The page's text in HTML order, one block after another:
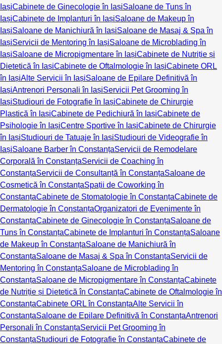
IașiCabinete de Ginecologie în IașiSaloane de Tuns în
IașiCabinete de Implanturi în IașiSaloane de Makeup în
IașiSaloane de Manichiură în IașiSaloane de Masaj & Spa în
IașiServicii de Mentoring în IașiSaloane de Microblading în
IașiSaloane de Micropigmentare în IașiCabinete de Nutriție și
Dietetică în IașiCabinete de Oftalmologie în IașiCabinete ORL
în IașiAlte Servicii în IașiSaloane de Epilare Definitivă în
IașiAntrenori Personali în IașiServicii Pet Grooming în
IașiStudiouri de Fotografie în IașiCabinete de Chirurgie
Plastică în IașiCabinete de Pedichiură în IașiCabinete de
Psihologie în IașiCentre Sportive în IașiCabinete de Chirurgie
în IașiStudiouri de Tatuaje în IașiStudiouri de Videografie în
IașiSaloane Barber în ConstanțaServicii de Remodelare
Corporală în ConstanțaServicii de Coaching în
ConstanțaServicii de Consultanță în ConstanțaSaloane de
Cosmetică în ConstanțaSpații de Coworking în
ConstanțaCabinete de Stomatologie în ConstanțaCabinete de
Dermatologie în ConstanțaOrganizatori de Evenimente în
ConstanțaCabinete de Ginecologie în ConstanțaSaloane de
Tuns în ConstanțaCabinete de Implanturi în ConstanțaSaloane
de Makeup în ConstanțaSaloane de Manichiură în
ConstanțaSaloane de Masaj & Spa în ConstanțaServicii de
Mentoring în ConstanțaSaloane de Microblading în
ConstanțaSaloane de Micropigmentare în ConstanțaCabinete
de Nutriție și Dietetică în ConstanțaCabinete de Oftalmologie în
ConstanțaCabinete ORL în ConstanțaAlte Servicii în
ConstanțaSaloane de Epilare Definitivă în ConstanțaAntrenori
Personali în ConstanțaServicii Pet Grooming în
ConstanțaStudiouri de Fotografie în ConstanțaCabinete de